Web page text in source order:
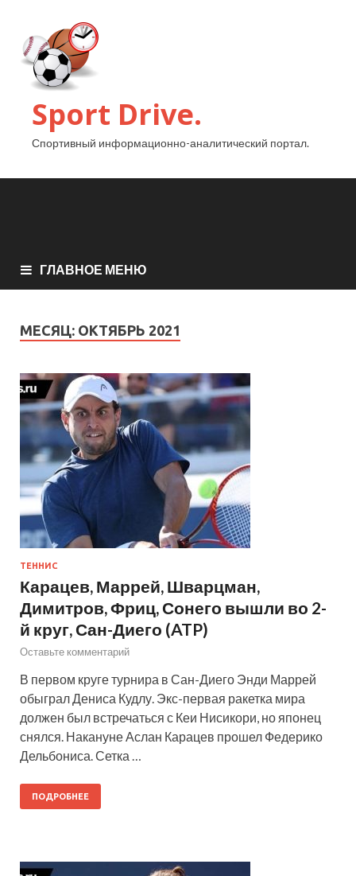
Sport Drive.
Спортивный информационно-аналитический портал.
ГЛАВНОЕ МЕНЮ
МЕСЯЦ: ОКТЯБРЬ 2021
ТЕННИС
Карацев, Маррей, Шварцман,
Димитров, Фриц, Сонего вышли во 2-
й круг, Сан-Диего (ATP)
Оставьте комментарий
В первом круге турнира в Сан-Диего Энди Маррей
обыграл Дениса Кудлу. Экс-первая ракетка мира
должен был встречаться с Кеи Нисикори, но японец
снялся. Накануне Аслан Карацев прошел Федерико
Дельбониса. Сетка …
ПОДРОБНЕЕ